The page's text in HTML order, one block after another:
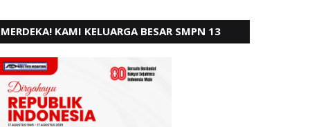
MERDEKA! KAMI KELUARGA BESAR SMPN 13